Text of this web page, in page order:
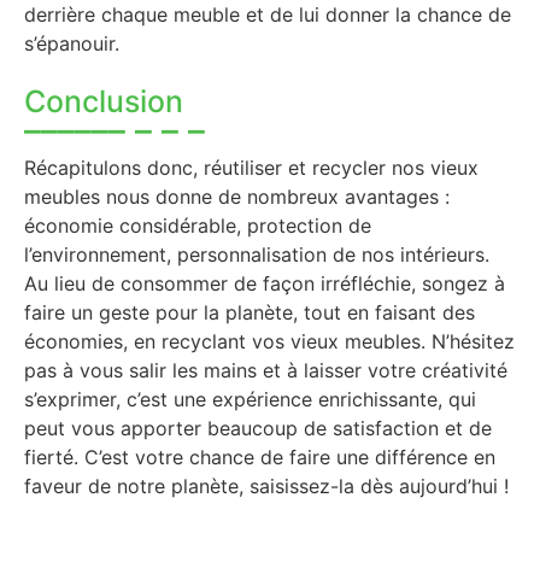
derrière chaque meuble et de lui donner la chance de
s’épanouir.
Conclusion
Récapitulons donc, réutiliser et recycler nos vieux
meubles nous donne de nombreux avantages :
économie considérable, protection de
l’environnement, personnalisation de nos intérieurs.
Au lieu de consommer de façon irréfléchie, songez à
faire un geste pour la planète, tout en faisant des
économies, en recyclant vos vieux meubles. N’hésitez
pas à vous salir les mains et à laisser votre créativité
s’exprimer, c’est une expérience enrichissante, qui
peut vous apporter beaucoup de satisfaction et de
fierté. C’est votre chance de faire une différence en
faveur de notre planète, saisissez-la dès aujourd’hui !